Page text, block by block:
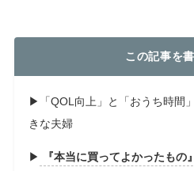
この記事を
▶︎「QOL向上」と「おうち時間
きな夫婦
▶︎ 『本当に買ってよかったもの』